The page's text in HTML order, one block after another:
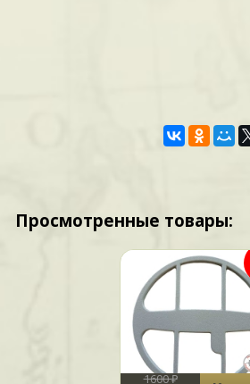
Просмотренные товары:
1600 ₽